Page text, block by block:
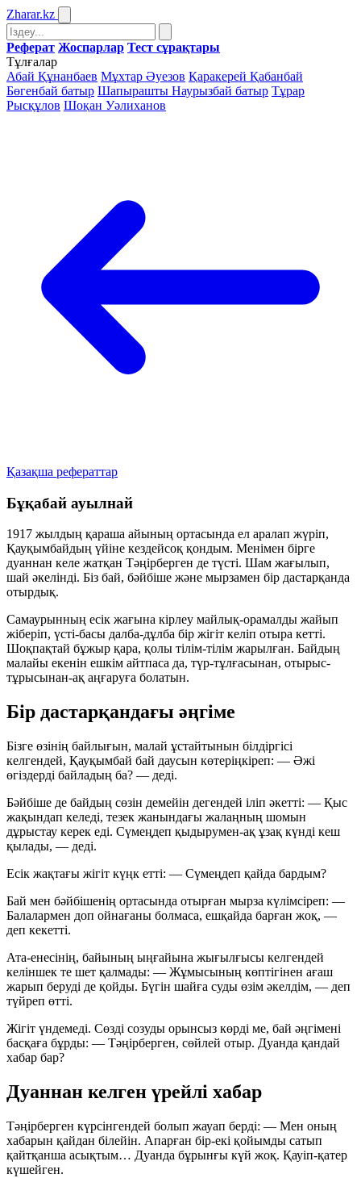
Zharar.kz
Реферат Жоспарлар Тест сұрақтары
Тұлғалар
Абай Құнанбаев Мұхтар Әуезов Қаракерей Қабанбай
Бөгенбай батыр Шапырашты Наурызбай батыр Тұрар
Рысқұлов Шоқан Уәлиханов
Қазақша рефераттар
Бұқабай ауылнай
1917 жылдың қараша айының ортасында ел аралап жүріп,
Қауқымбайдың үйіне кездейсоқ қондым. Менімен бірге
дуаннан келе жатқан Тәңірберген де түсті. Шам жағылып,
шай әкелінді. Біз бай, бәйбіше және мырзамен бір дастарқанда
отырдық.
Самаурынның есік жағына кірлеу майлық-орамалды жайып
жіберіп, үсті-басы далба-дұлба бір жігіт келіп отыра кетті.
Шоқпақтай бұжыр қара, қолы тілім-тілім жарылған. Байдың
малайы екенін ешкім айтпаса да, түр-тұлғасынан, отырыс-
тұрысынан-ақ аңғаруға болатын.
Бір дастарқандағы әңгіме
Бізге өзінің байлығын, малай ұстайтынын білдіргісі
келгендей, Қауқымбай бай даусын көтеріңкіреп: — Әжі
өгіздерді байладың ба? — деді.
Бәйбіше де байдың сөзін демейін дегендей іліп әкетті: — Қыс
жақындап келеді, тезек жанындағы жалаңның шомын
дұрыстау керек еді. Сүмеңдеп қыдырумен-ақ ұзақ күнді кеш
қылады, — деді.
Есік жақтағы жігіт күңк етті: — Сүмеңдеп қайда бардым?
Бай мен бәйбішенің ортасында отырған мырза күлімсіреп: —
Балалармен доп ойнағаны болмаса, ешқайда барған жоқ, —
деп кекетті.
Ата-енесінің, байының ыңғайына жығылғысы келгендей
келіншек те шет қалмады: — Жұмысының көптігінен ағаш
жарып беруді де қойды. Бүгін шайға суды өзім әкелдім, — деп
түйреп өтті.
Жігіт үндемеді. Сөзді созуды орынсыз көрді ме, бай әңгімені
басқаға бұрды: — Тәңірберген, сөйлей отыр. Дуанда қандай
хабар бар?
Дуаннан келген үрейлі хабар
Тәңірберген күрсінгендей болып жауап берді: — Мен оның
хабарын қайдан білейін. Апарған бір-екі қойымды сатып
қайтқанша асықтым… Дуанда бұрынғы күй жоқ. Қауіп-қатер
күшейген.